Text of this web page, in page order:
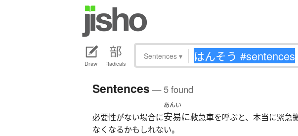
Draw Radicals
Sentences ▾
Sentences — 5 found
必要性がない場合に
あんい
安易に救急車を呼ぶと、本当に緊急
なくなるかもしれない。